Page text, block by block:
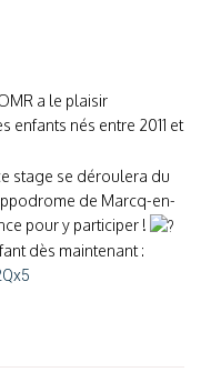
a le plaisir
enfants nés entre 2011 et
stage se déroulera du
de Marcq-en-
pour y participer !
dès maintenant :